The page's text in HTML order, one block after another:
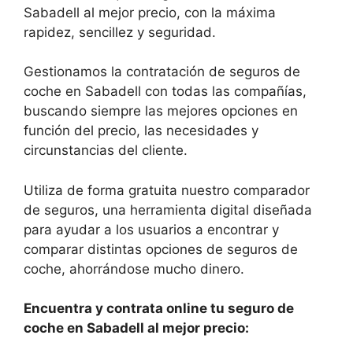
Sabadell al mejor precio, con la máxima
rapidez, sencillez y seguridad.
Gestionamos la contratación de seguros de
coche en Sabadell con todas las compañías,
buscando siempre las mejores opciones en
función del precio, las necesidades y
circunstancias del cliente.
Utiliza de forma gratuita nuestro comparador
de seguros, una herramienta digital diseñada
para ayudar a los usuarios a encontrar y
comparar distintas opciones de seguros de
coche, ahorrándose mucho dinero.
Encuentra y contrata online tu seguro de
coche en Sabadell al mejor precio: